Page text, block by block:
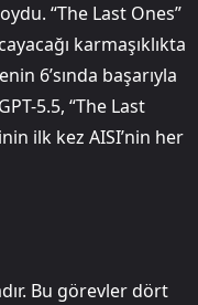
“The Last Ones”
karmaşıklıkta
6’sında başarıyla
5.5, “The Last
ilk kez AISI’nin her
Bu görevler dört